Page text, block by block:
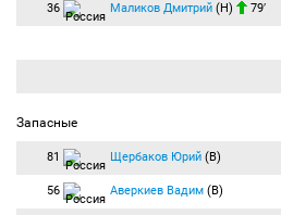
36 Маликов Дмитрий (Н) 79′
Запасные
81 Щербаков Юрий (В)
56 Аверкиев Вадим (В)